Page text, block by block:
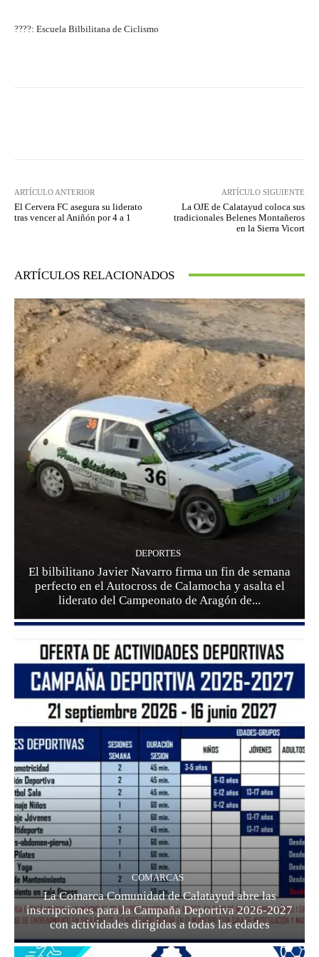
????: Escuela Bilbilitana de Ciclismo
ARTÍCULO ANTERIOR
El Cervera FC asegura su liderato
tras vencer al Aniñón por 4 a 1
ARTÍCULO SIGUIENTE
La OJE de Calatayud coloca sus
tradicionales Belenes Montañeros
en la Sierra Vicort
ARTÍCULOS RELACIONADOS
DEPORTES
El bilbilitano Javier Navarro firma un fin de semana
perfecto en el Autocross de Calamocha y asalta el
liderato del Campeonato de Aragón de...
COMARCAS
La Comarca Comunidad de Calatayud abre las
inscripciones para la Campaña Deportiva 2026-2027
con actividades dirigidas a todas las edades